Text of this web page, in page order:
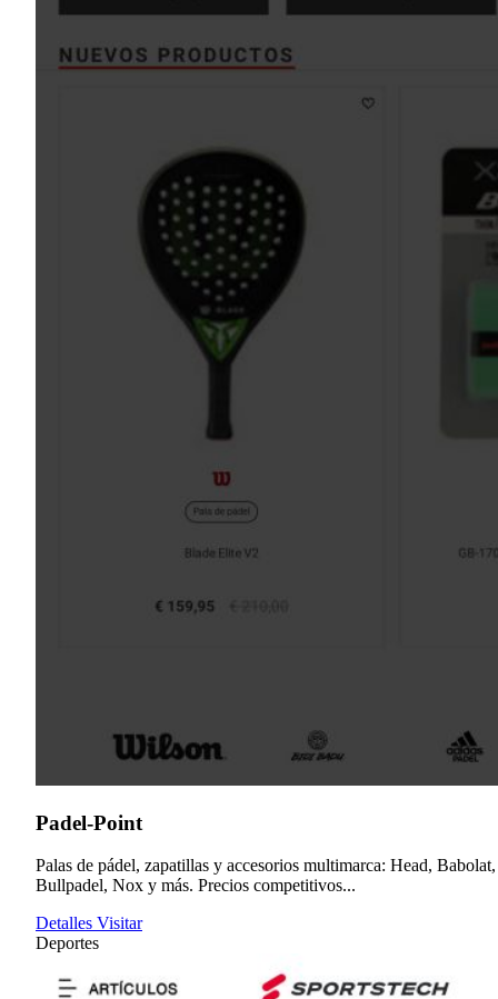
Padel-Point
Palas de pádel, zapatillas y accesorios multimarca: Head, Babolat,
Bullpadel, Nox y más. Precios competitivos...
Detalles Visitar
Deportes